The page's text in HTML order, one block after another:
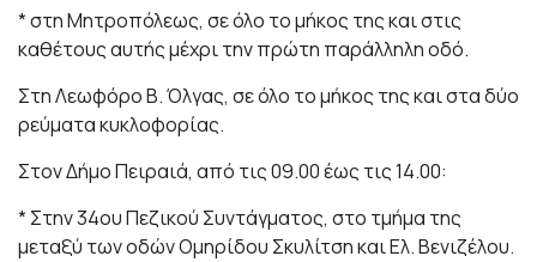
* στη Μητροπόλεως, σε όλο το μήκος της και στις
καθέτους αυτής μέχρι την πρώτη παράλληλη οδό.
Στη Λεωφόρο Β. Όλγας, σε όλο το μήκος της και στα δύο
ρεύματα κυκλοφορίας.
Στον Δήμο Πειραιά, από τις 09.00 έως τις 14.00:
* Στην 34ου Πεζικού Συντάγματος, στο τμήμα της
μεταξύ των οδών Ομηρίδου Σκυλίτση και Ελ. Βενιζέλου.